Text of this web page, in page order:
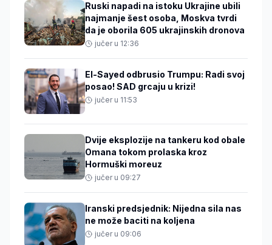
Ruski napadi na istoku Ukrajine ubili
najmanje šest osoba, Moskva tvrdi
da je oborila 605 ukrajinskih dronova
jučer u 12:36
El-Sayed odbrusio Trumpu: Radi svoj
posao! SAD grcaju u krizi!
jučer u 11:53
Dvije eksplozije na tankeru kod obale
Omana tokom prolaska kroz
Hormuški moreuz
jučer u 09:27
Iranski predsjednik: Nijedna sila nas
ne može baciti na koljena
jučer u 09:06